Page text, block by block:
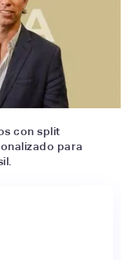
con split
para